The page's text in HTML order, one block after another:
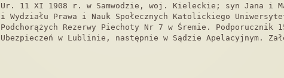
Ur. 11 XI 1908 r. w Samwodzie, woj. Kieleckie; syn Jana i
i Wydziału Prawa i Nauk Społecznych Katolickiego
Podchorążych Rezerwy Piechoty Nr 7 w Śremie.
Ubezpieczeń w Lublinie, następnie w Sądzie Apelacyjnym.